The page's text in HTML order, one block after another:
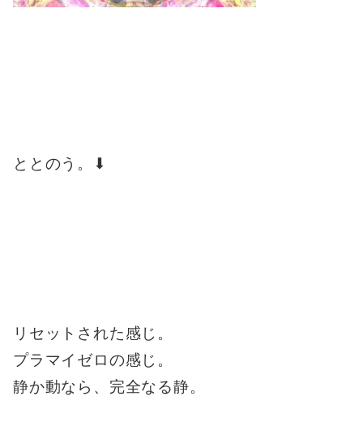
ととのう。⬇︎
リセットされた感じ。
プラマイゼロの感じ。
静か動なら、完全なる静。